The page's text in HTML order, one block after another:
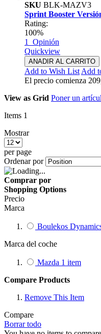
SKU BLK-MAZV3
Sprint Booster
Rating:
100%
1 Opinión
Quickview
ANADIR AL CARRITO
Add to Wish List Add
El precio comienza
View as Grid Poner un
Items 1
Mostrar
per page
Ordenar por
Comprar por
Shopping Options
Precio
Marca
Boulekos
Marca del coche
Mazda 1 item
Compare Products
Remove This Item
Compare
Borrar todo